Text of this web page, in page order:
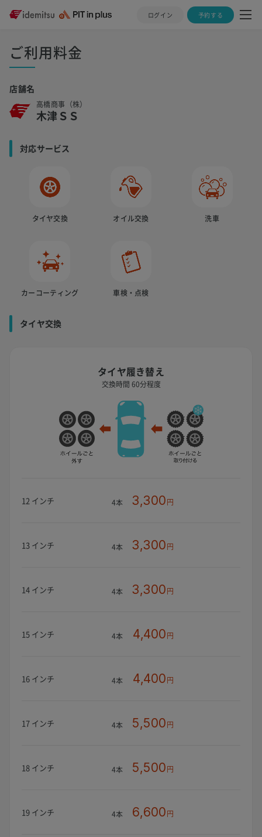
ログイン 予約する
ご利用料金
店舗名
高橋商事（株）
木津ＳＳ
対応サービス
タイヤ交換 オイル交換 洗車
カーコーティング 車検・点検
タイヤ交換
タイヤ履き替え
交換時間 60分程度
12 インチ 4本 3,300円
13 インチ 4本 3,300円
14 インチ 4本 3,300円
15 インチ 4本 4,400円
16 インチ 4本 4,400円
17 インチ 4本 5,500円
18 インチ 4本 5,500円
19 インチ 4本 6,600円